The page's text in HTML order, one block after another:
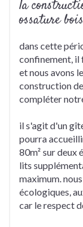
la
ossature bois
dans cette
confinement, il
et nous avons
construction
compléter
il s'agit d'un
pourra
80m² sur deux
lits
maximum.
écologiques,
car le respect